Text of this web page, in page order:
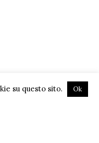
su questo sito. Ok